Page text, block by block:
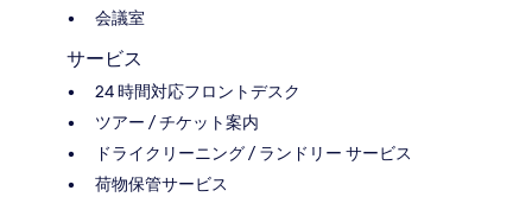
会議室
サービス
24 時間対応フロントデスク
ツアー / チケット案内
ドライクリーニング / ランドリー サービス
荷物保管サービス